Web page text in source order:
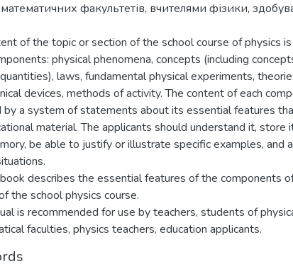
факультетів, вчителями фізики,
of the topic or section of the school course of physics
physical phenomena, concepts (including
laws, fundamental physical experiments,
devices, methods of activity. The content of each
by a system of statements about its essential features
material. The applicants should understand it, store
be able to justify or illustrate specific examples, and
describes the essential features of the components
the school physics course.
is recommended for use by teachers, students of
faculties, physics teachers, education applicants.